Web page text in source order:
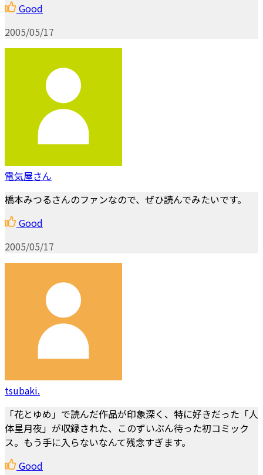
Good
2005/05/17
電気屋さん
橋本みつるさんのファンなので、ぜひ読んでみたいです。
Good
2005/05/17
tsubaki.
「花とゆめ」で読んだ作品が印象深く、特に好きだった「人
体星月夜」が収録された、このずいぶん待った初コミック
ス。もう手に入らないなんて残念すぎます。
Good